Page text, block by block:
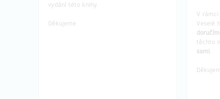
vydání této knihy.
Děkujeme.
V rámci
Veselé
těchto
sami.